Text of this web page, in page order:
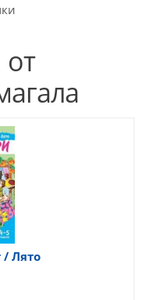
/ Лято